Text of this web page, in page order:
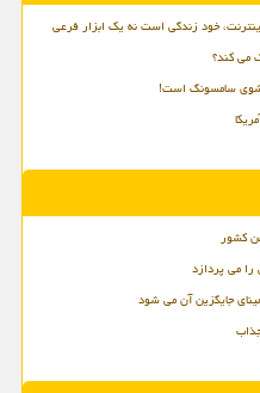
خود زندگی است نه یک ابزار فرعی
می کند؟
سامسونگ است!
کشور
را می پردازد
جایگزین آن می شود